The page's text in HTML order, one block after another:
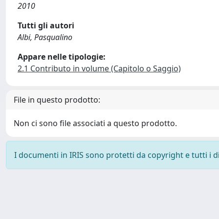
2010
Tutti gli autori
Albi, Pasqualino
Appare nelle tipologie:
2.1 Contributo in volume (Capitolo o Saggio)
File in questo prodotto:
Non ci sono file associati a questo prodotto.
I documenti in IRIS sono protetti da copyright e tutti i